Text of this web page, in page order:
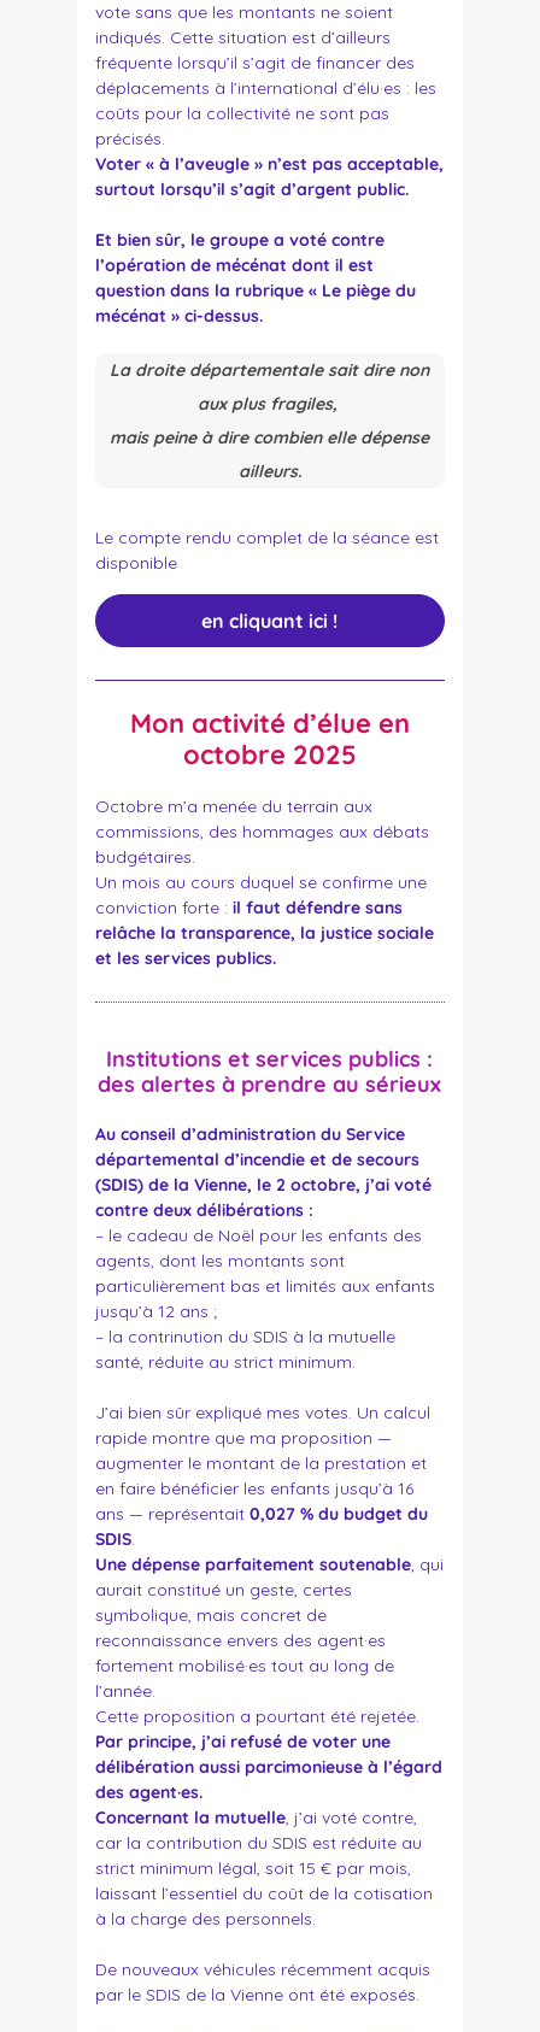
vote sans que les montants ne soient
indiqués. Cette situation est d’ailleurs
fréquente lorsqu’il s’agit de financer des
déplacements à l’international d’élu·es : les
coûts pour la collectivité ne sont pas
précisés.
Voter « à l’aveugle » n’est pas acceptable,
surtout lorsqu’il s’agit d’argent public.
Et bien sûr, le groupe a voté contre
l’opération de mécénat dont il est
question dans la rubrique « Le piège du
mécénat » ci-dessus.
La droite départementale sait dire non
aux plus fragiles,
mais peine à dire combien elle dépense
ailleurs.
Le compte rendu complet de la séance est
disponible
en cliquant ici !
Mon activité d’élue en
octobre 2025
Octobre m’a menée du terrain aux
commissions, des hommages aux débats
budgétaires.
Un mois au cours duquel se confirme une
conviction forte : il faut défendre sans
relâche la transparence, la justice sociale
et les services publics.
Institutions et services publics :
des alertes à prendre au sérieux
Au conseil d’administration du Service
départemental d’incendie et de secours
(SDIS) de la Vienne, le 2 octobre, j’ai voté
contre deux délibérations :
– le cadeau de Noël pour les enfants des
agents, dont les montants sont
particulièrement bas et limités aux enfants
jusqu’à 12 ans ;
– la contrinution du SDIS à la mutuelle
santé, réduite au strict minimum.
J’ai bien sûr expliqué mes votes. Un calcul
rapide montre que ma proposition —
augmenter le montant de la prestation et
en faire bénéficier les enfants jusqu’à 16
ans — représentait 0,027 % du budget du
SDIS.
Une dépense parfaitement soutenable, qui
aurait constitué un geste, certes
symbolique, mais concret de
reconnaissance envers des agent·es
fortement mobilisé·es tout au long de
l’année.
Cette proposition a pourtant été rejetée.
Par principe, j’ai refusé de voter une
délibération aussi parcimonieuse à l’égard
des agent·es.
Concernant la mutuelle, j’ai voté contre,
car la contribution du SDIS est réduite au
strict minimum légal, soit 15 € par mois,
laissant l’essentiel du coût de la cotisation
à la charge des personnels.
De nouveaux véhicules récemment acquis
par le SDIS de la Vienne ont été exposés.